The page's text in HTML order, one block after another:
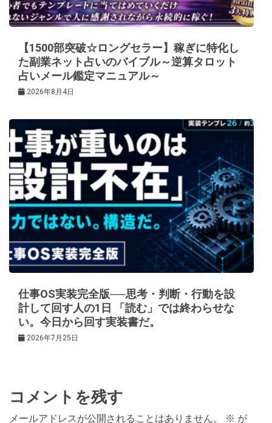
【1500部突破☆ロングセラー】稼ぎに特化し
た副業ネット占いのバイブル～逆算タロット
占いメール鑑定マニュアル～
2026年8月4日
仕事OS実装完全版──思考・判断・行動を設
計して回す人の1日 「読む」では終わらせな
い。今日から回す実装書だ。
2026年7月25日
コメントを残す
メールアドレスが公開されることはありません。 ※ が